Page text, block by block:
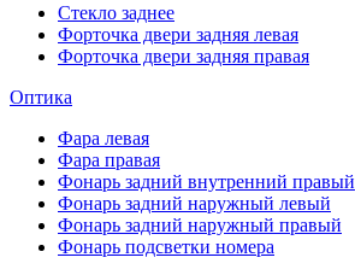
Стекло заднее
Форточка двери задняя левая
Форточка двери задняя правая
Оптика
Фара левая
Фара правая
Фонарь задний внутренний правый
Фонарь задний наружный левый
Фонарь задний наружный правый
Фонарь подсветки номера